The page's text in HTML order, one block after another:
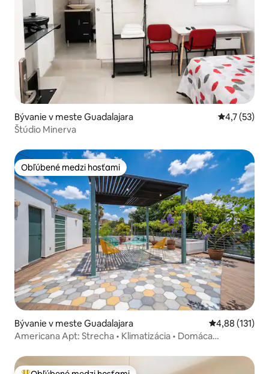
Bývanie v meste Guadalajara Priemerné
4,7 (53)
Štúdio Minerva
Obľúbené medzi hosťami
Obľúbené medzi hosťami
Bývanie v meste Guadalajara Priemerné
4,88 (131)
Americana Apt: Strecha • Klimatizácia • Domáca